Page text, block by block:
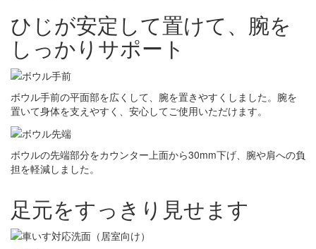
ひじが安定して置けて、腕を
しっかりサポート
ボウル手前の平面部を広くして、腕を置きやすくしました。腕を
置いて身体を支えやすく、安心してご使用いただけます。
ボウルの先端部分をカウンター上面から30mm下げ、腕や肩への負
担を軽減しました。
足元をすっきり見せます